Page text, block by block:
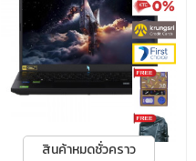
สินค้าหมดชั่วคราว